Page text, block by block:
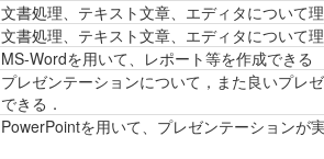
文書処理、テキスト文章、エディタについて
文書処理、テキスト文章、エディタについて
MS-Wordを用いて、レポート等を作成できる
プレゼンテーションについて，また良いプレ
できる．
PowerPointを用いて、プレゼンテーションが